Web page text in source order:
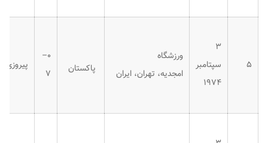
۵
۳
سپتامبر
۱۹۷۴
ورزشگاه
امجدیه، تهران، ایران
پاکستان
۰–
۷
پیروزی